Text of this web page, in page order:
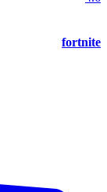
fortnite